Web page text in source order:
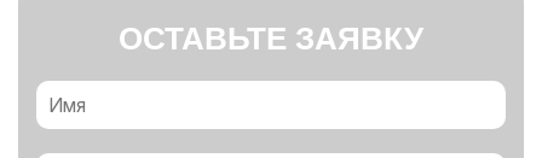
ОСТАВЬТЕ ЗАЯВКУ